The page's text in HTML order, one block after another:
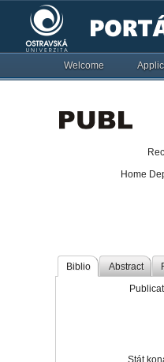
Welcome
Home
Biblio Abstract
Stát